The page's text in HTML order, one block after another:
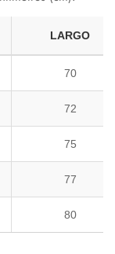
LARGO
70
72
75
77
80